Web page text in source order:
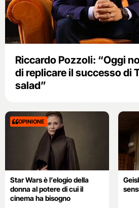
Riccardo Pozzoli: “Oggi
di replicare il successo di
salad”
OPINIONE
Star Wars è l’elogio della
donna al potere di cui il
cinema ha bisogno